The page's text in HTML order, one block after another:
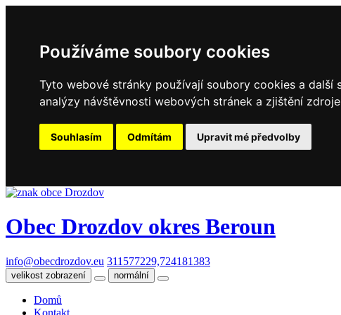
Používáme soubory cookies
Tyto webové stránky používají soubory cookies a další
analýzy návštěvnosti webových stránek a zjištění
Souhlasím Odmítám Upravit mé předvolby
Obec Drozdov okres Beroun
info@obecdrozdov.eu 311577229,724181383
velikost zobrazení normální
Domů
Kontakt